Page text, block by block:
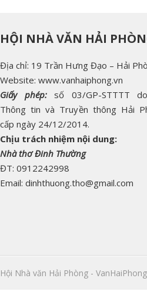
HỘI NHÀ VĂN HẢI
Địa chỉ: 19 Trần Hưng Đạo – Hải
Website: www.vanhaiphong.vn
Giấy phép:
số 03/GP-STTTT
Thông tin và Truyền thông Hải
cấp ngày 24/12/2014.
Chịu trách nhiệm nội dung:
Nhà thơ Đinh Thường
ĐT: 0912242998
Email: dinhthuong.tho@gmail.com
Hội Nhà văn Hải Phòng -